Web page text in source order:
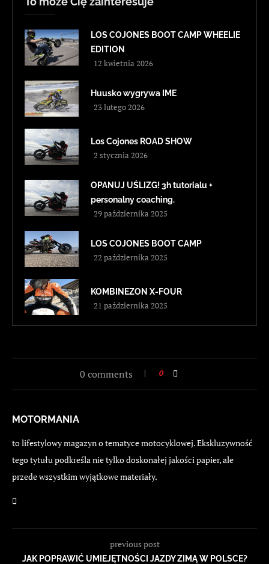
LOS COJONES BOOT CAMP WHEELIE
EDITION
12 kwietnia 2026
Huusko wygrywa IME
23 lutego 2026
Los Cojones ROAD SHOW
2 stycznia 2026
OPANUJ UŚLIZG! 3h tutorialu +
personalny coaching.
29 października 2025
LOS COJONES BOOT CAMP
22 października 2025
KOMBINEZON X-FOUR
21 października 2025
0 comments 0
MOTORMANIA
to lifestylowy magazyn o tematyce motocyklowej. Ekskluzywność
tego tytułu podkreśla nie tylko doskonałej jakości papier, ale
przede wszystkim wyjątkowe materiały.
previous post
JAK POPRAWIĆ UMIEJĘTNOŚCI JAZDY ZIMĄ W POLSCE?